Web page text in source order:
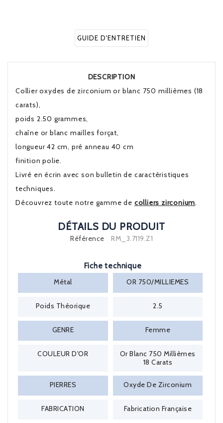
GUIDE D'ENTRETIEN
DESCRIPTION
Collier oxydes de zirconium or blanc 750 millièmes (18
carats),
poids 2.50 grammes,
chaîne or blanc mailles forçat,
longueur 42 cm, pré anneau 40 cm
finition polie.
Livré en écrin avec son bulletin de caractéristiques
techniques.
Découvrez toute notre gamme de colliers zirconium.
DÉTAILS DU PRODUIT
Référence RM_3.7119.Z1
Fiche technique
Métal
OR 750/MILLIEMES
Poids Théorique 2.5
GENRE Femme
COULEUR D'OR
Or Blanc 750 Millièmes
18 Carats
PIERRES Oxyde De Zirconium
FABRICATION Fabrication Française